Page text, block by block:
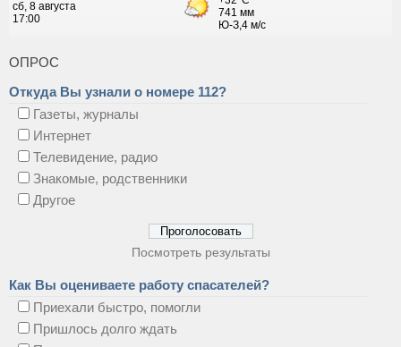
ОПРОС
Откуда Вы узнали о номере 112?
Газеты, журналы
Интернет
Телевидение, радио
Знакомые, родственники
Другое
Посмотреть результаты
Как Вы оцениваете работу спасателей?
Приехали быстро, помогли
Пришлось долго ждать